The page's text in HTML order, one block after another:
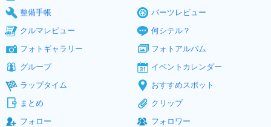
整備手帳
パーツレビュー
クルマレビュー
何シテル？
フォトギャラリー
フォトアルバム
グループ
イベントカレンダー
ラップタイム
おすすめスポット
まとめ
クリップ
フォロー
フォロワー